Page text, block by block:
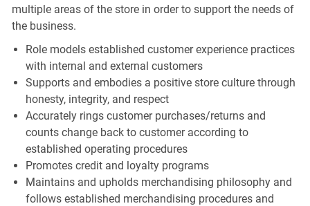
multiple areas of the store in order to support the needs of
the business.
Role models established customer experience practices
with internal and external customers
Supports and embodies a positive store culture through
honesty, integrity, and respect
Accurately rings customer purchases/returns and
counts change back to customer according to
established operating procedures
Promotes credit and loyalty programs
Maintains and upholds merchandising philosophy and
follows established merchandising procedures and